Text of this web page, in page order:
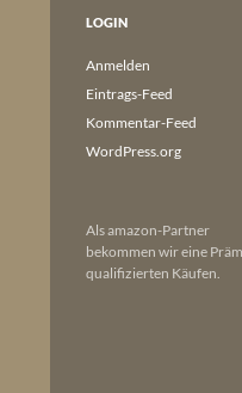
LOGIN
Anmelden
Eintrags-Feed
Kommentar-Feed
WordPress.org
Als amazon-Partner
bekommen wir eine
qualifizierten Käufen.